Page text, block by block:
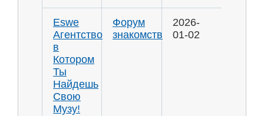
Eswe
Агентство
в
Котором
Ты
Найдешь
Свою
Музу!
Форум
знакомств
2026-
01-02